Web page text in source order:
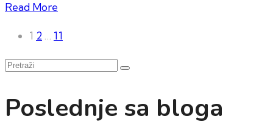
Read More
Paginacija
članaka
1 2 … 11
Pretraži
Poslednje sa bloga